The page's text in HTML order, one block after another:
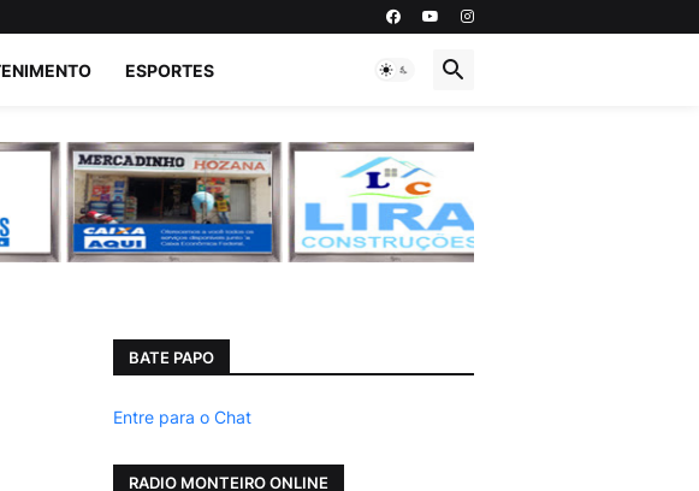
ESPORTES
BATE PAPO
Entre para o Chat
RADIO MONTEIRO ONLINE